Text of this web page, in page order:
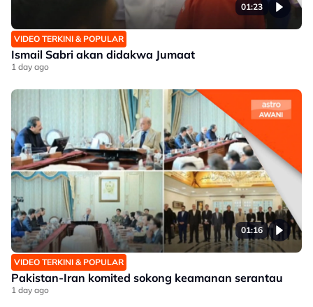
01:23
VIDEO TERKINI & POPULAR
Ismail Sabri akan didakwa Jumaat
1 day ago
01:16
VIDEO TERKINI & POPULAR
Pakistan-Iran komited sokong keamanan serantau
1 day ago